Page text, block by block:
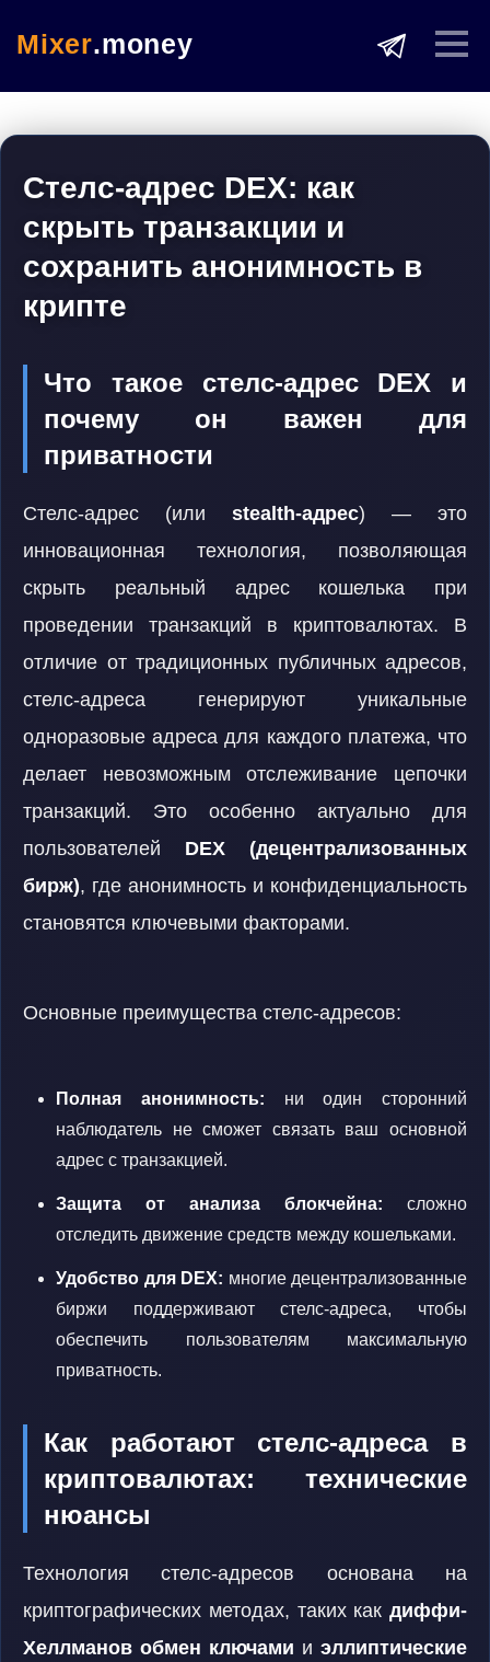
Mixer.money
Стелс-адрес DEX: как
скрыть транзакции и
сохранить анонимность в
крипте
Что такое стелс-адрес DEX и
почему он важен для
приватности
Стелс-адрес (или stealth-адрес) — это
инновационная технология, позволяющая
скрыть реальный адрес кошелька при
проведении транзакций в криптовалютах. В
отличие от традиционных публичных адресов,
стелс-адреса генерируют уникальные
одноразовые адреса для каждого платежа, что
делает невозможным отслеживание цепочки
транзакций. Это особенно актуально для
пользователей DEX (децентрализованных
бирж), где анонимность и конфиденциальность
становятся ключевыми факторами.
Основные преимущества стелс-адресов:
Полная анонимность: ни один сторонний
наблюдатель не сможет связать ваш основной
адрес с транзакцией.
Защита от анализа блокчейна: сложно
отследить движение средств между кошельками.
Удобство для DEX: многие децентрализованные
биржи поддерживают стелс-адреса, чтобы
обеспечить пользователям максимальную
приватность.
Как работают стелс-адреса в
криптовалютах: технические
нюансы
Технология стелс-адресов основана на
криптографических методах, таких как диффи-
Хеллманов обмен ключами и эллиптические